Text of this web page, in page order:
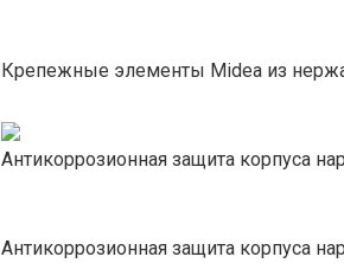
Крепежные элементы Midea из
Антикоррозионная защита корпуса
Антикоррозионная защита корпуса